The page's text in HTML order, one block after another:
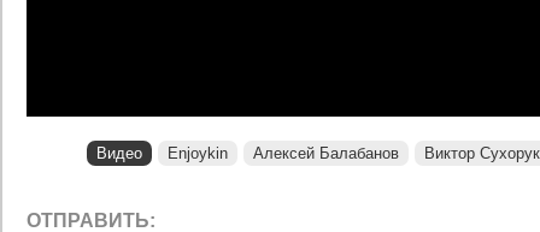
Видео Enjoykin Алексей Балабанов Виктор
ОТПРАВИТЬ: